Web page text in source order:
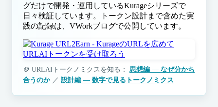
グだけで開発・運用しているKurageシリーズで
日々検証しています。トークン設計まで含めた実
践の記録は、VWorkブログで公開しています。
🪙 URLAIトークノミクスを知る： 思想編 — なぜ分かち
合うのか／ 設計編 — 数字で見るトークノミクス